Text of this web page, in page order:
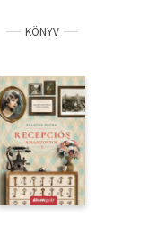
KÖNYV